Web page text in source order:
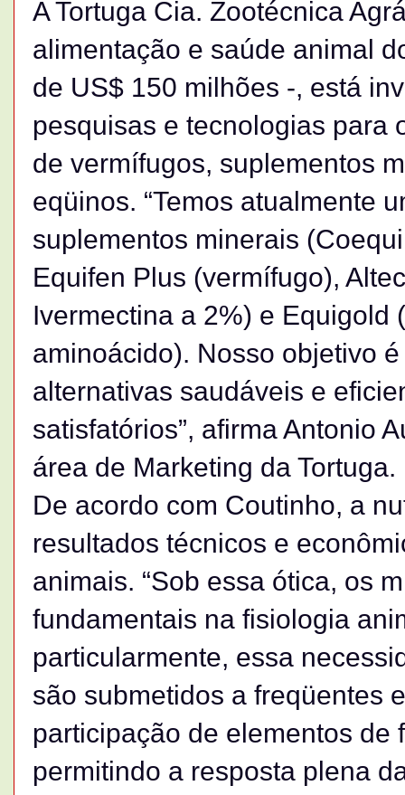
A Tortuga Cia. Zootécnica
alimentação e saúde animal
de US$ 150 milhões -, está
pesquisas e tecnologias para
de vermífugos, suplementos
eqüinos. “Temos atualmente
suplementos minerais
Equifen Plus (vermífugo),
Ivermectina a 2%) e Equigold
aminoácido). Nosso objetivo
alternativas saudáveis e
satisfatórios”, afirma Antonio
área de Marketing da Tortuga.
De acordo com Coutinho, a
resultados técnicos e
animais. “Sob essa ótica, os
fundamentais na fisiologia
particularmente, essa
são submetidos a freqüentes
participação de elementos de
permitindo a resposta plena